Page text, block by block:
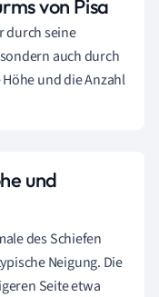
von Pisa
durch seine
auch durch
und die Anzahl
und
des Schiefen
Neigung. Die
Seite etwa